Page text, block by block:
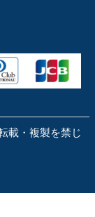
載・複製を禁じ